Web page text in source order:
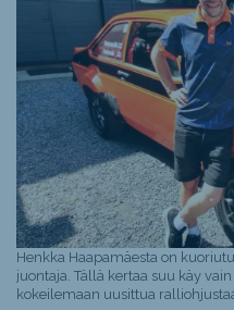
Henkka Haapamäesta on
juontaja. Tällä kertaa suu käy
kokeilemaan uusittua